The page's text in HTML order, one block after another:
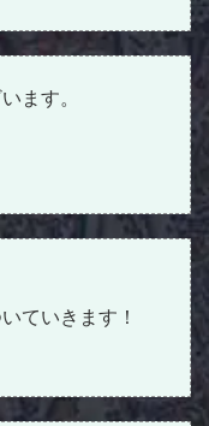
ます。
ていきます！